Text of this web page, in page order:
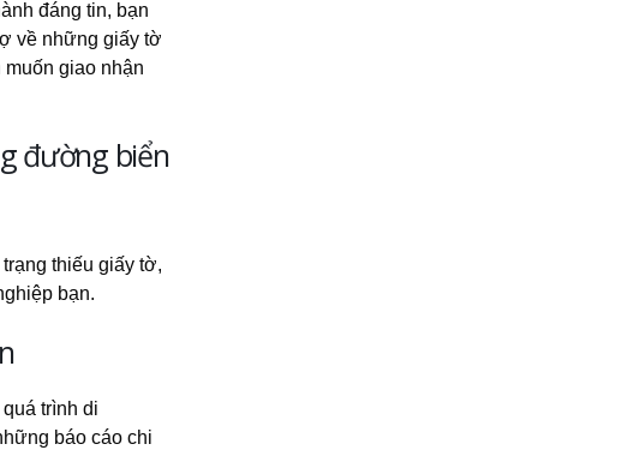
đáng tin, bạn
về những giấy tờ
giao nhận
đường biển
thiếu giấy tờ,
bạn.
trình di
báo cáo chi